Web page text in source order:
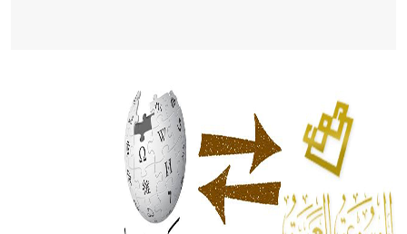
الحكم، الأدلة، تنظيم التغذية، ورسالته في جروح الرأس. ويعود
له الفضل بأنه حرر الطب من الدين والفلسفة.
- هل تعلم أن المرجان إفراز حيواني يتكون في البحر ويتركب
من مادة كربونات الكلسيوم، وهو أحمر أو شديد الحمرة وهو